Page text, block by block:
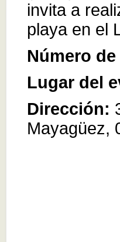
invita a
playa en el
Número
Lugar del
Dirección:
Mayagüez,